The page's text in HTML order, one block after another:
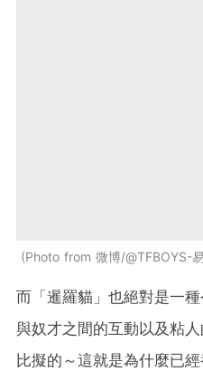
Photo from 微博/@TFBOYS-
而「暹羅貓」也絕對是一
與奴才之間的互動以及粘
比擬的～這就是為什麼已